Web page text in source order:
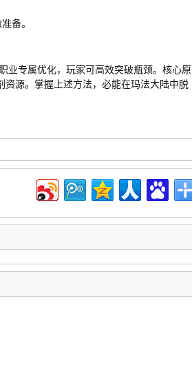
备。
业专属优化，玩家可高效突破瓶颈。核心原
源。掌握上述方法，必能在玛法大陆中脱